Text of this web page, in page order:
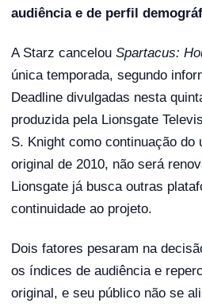
audiência e de perfil
A Starz cancelou Spartacus:
única temporada, segundo
Deadline divulgadas nesta
produzida pela Lionsgate
S. Knight como continuação do
original de 2010, não será
Lionsgate já busca outras
continuidade ao projeto.
Dois fatores pesaram na
os índices de audiência e
original, e seu público não se